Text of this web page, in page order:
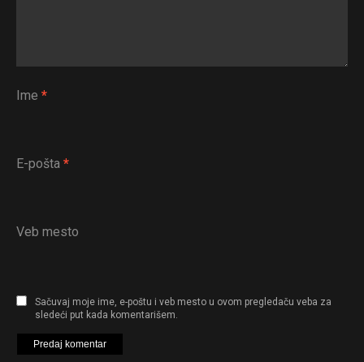
Ime *
E-pošta *
Veb mesto
Sačuvaj moje ime, e-poštu i veb mesto u ovom pregledaču veba za
sledeći put kada komentarišem.